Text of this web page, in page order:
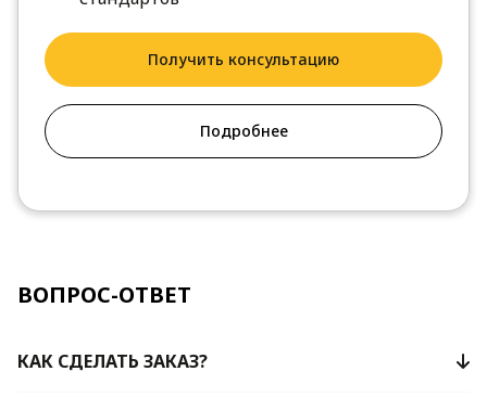
Получить консультацию
Подробнее
ВОПРОС-ОТВЕТ
КАК СДЕЛАТЬ ЗАКАЗ?